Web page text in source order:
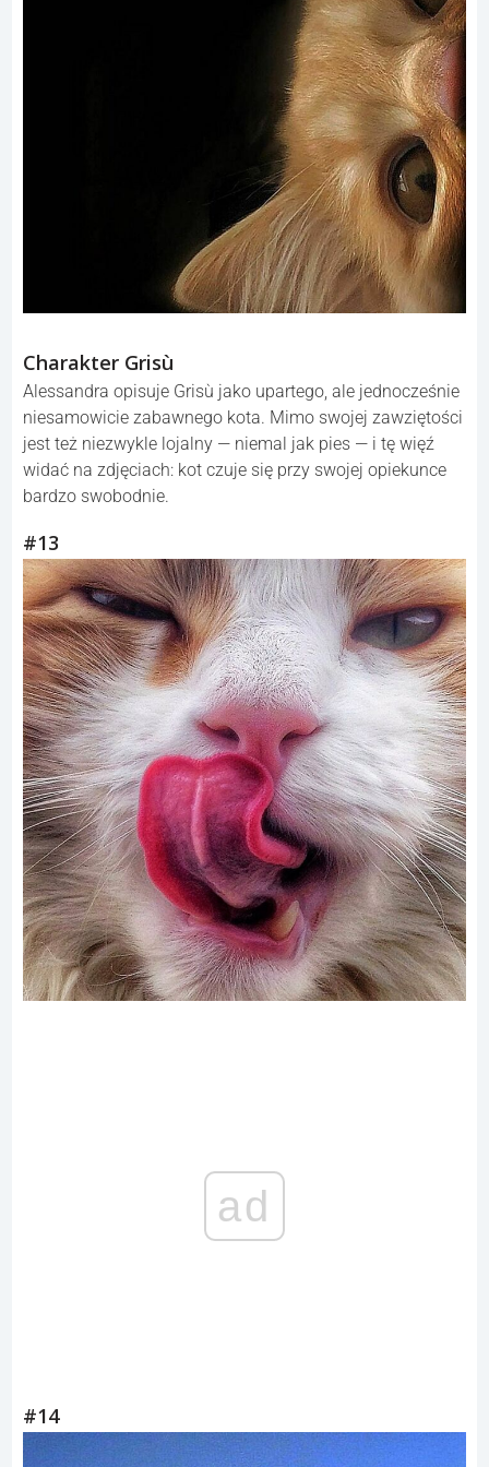
Charakter Grisù
Alessandra opisuje Grisù jako upartego, ale jednocześnie
niesamowicie zabawnego kota. Mimo swojej zawziętości
jest też niezwykle lojalny — niemal jak pies — i tę więź
widać na zdjęciach: kot czuje się przy swojej opiekunce
bardzo swobodnie.
#13
ad
#14